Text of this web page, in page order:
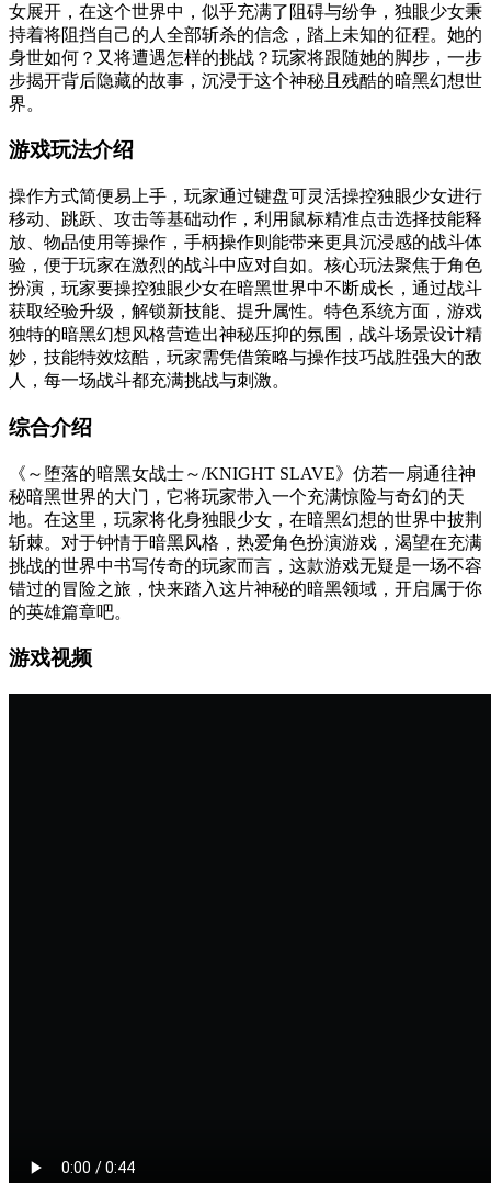
女展开，在这个世界中，似乎充满了阻碍与纷争，独眼少女秉
持着将阻挡自己的人全部斩杀的信念，踏上未知的征程。她的
身世如何？又将遭遇怎样的挑战？玩家将跟随她的脚步，一步
步揭开背后隐藏的故事，沉浸于这个神秘且残酷的暗黑幻想世
界。
游戏玩法介绍
操作方式简便易上手，玩家通过键盘可灵活操控独眼少女进行
移动、跳跃、攻击等基础动作，利用鼠标精准点击选择技能释
放、物品使用等操作，手柄操作则能带来更具沉浸感的战斗体
验，便于玩家在激烈的战斗中应对自如。核心玩法聚焦于角色
扮演，玩家要操控独眼少女在暗黑世界中不断成长，通过战斗
获取经验升级，解锁新技能、提升属性。特色系统方面，游戏
独特的暗黑幻想风格营造出神秘压抑的氛围，战斗场景设计精
妙，技能特效炫酷，玩家需凭借策略与操作技巧战胜强大的敌
人，每一场战斗都充满挑战与刺激。
综合介绍
《～堕落的暗黑女战士～/KNIGHT SLAVE》仿若一扇通往神
秘暗黑世界的大门，它将玩家带入一个充满惊险与奇幻的天
地。在这里，玩家将化身独眼少女，在暗黑幻想的世界中披荆
斩棘。对于钟情于暗黑风格，热爱角色扮演游戏，渴望在充满
挑战的世界中书写传奇的玩家而言，这款游戏无疑是一场不容
错过的冒险之旅，快来踏入这片神秘的暗黑领域，开启属于你
的英雄篇章吧。
游戏视频